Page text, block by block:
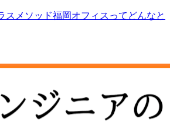
スメソッド福岡オフィスってどんなと